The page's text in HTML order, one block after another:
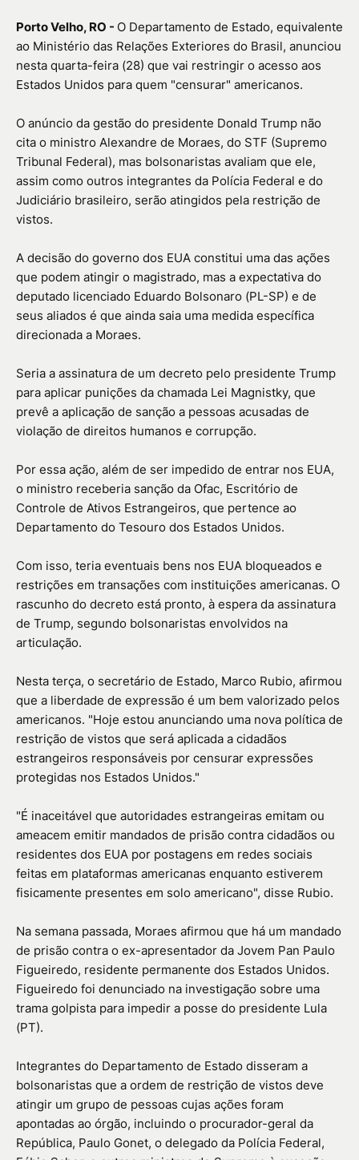
Porto Velho, RO - O Departamento de Estado, equivalente
ao Ministério das Relações Exteriores do Brasil, anunciou
nesta quarta-feira (28) que vai restringir o acesso aos
Estados Unidos para quem "censurar" americanos.
O anúncio da gestão do presidente Donald Trump não
cita o ministro Alexandre de Moraes, do STF (Supremo
Tribunal Federal), mas bolsonaristas avaliam que ele,
assim como outros integrantes da Polícia Federal e do
Judiciário brasileiro, serão atingidos pela restrição de
vistos.
A decisão do governo dos EUA constitui uma das ações
que podem atingir o magistrado, mas a expectativa do
deputado licenciado Eduardo Bolsonaro (PL-SP) e de
seus aliados é que ainda saia uma medida específica
direcionada a Moraes.
Seria a assinatura de um decreto pelo presidente Trump
para aplicar punições da chamada Lei Magnistky, que
prevê a aplicação de sanção a pessoas acusadas de
violação de direitos humanos e corrupção.
Por essa ação, além de ser impedido de entrar nos EUA,
o ministro receberia sanção da Ofac, Escritório de
Controle de Ativos Estrangeiros, que pertence ao
Departamento do Tesouro dos Estados Unidos.
Com isso, teria eventuais bens nos EUA bloqueados e
restrições em transações com instituições americanas. O
rascunho do decreto está pronto, à espera da assinatura
de Trump, segundo bolsonaristas envolvidos na
articulação.
Nesta terça, o secretário de Estado, Marco Rubio, afirmou
que a liberdade de expressão é um bem valorizado pelos
americanos. "Hoje estou anunciando uma nova política de
restrição de vistos que será aplicada a cidadãos
estrangeiros responsáveis por censurar expressões
protegidas nos Estados Unidos."
"É inaceitável que autoridades estrangeiras emitam ou
ameacem emitir mandados de prisão contra cidadãos ou
residentes dos EUA por postagens em redes sociais
feitas em plataformas americanas enquanto estiverem
fisicamente presentes em solo americano", disse Rubio.
Na semana passada, Moraes afirmou que há um mandado
de prisão contra o ex-apresentador da Jovem Pan Paulo
Figueiredo, residente permanente dos Estados Unidos.
Figueiredo foi denunciado na investigação sobre uma
trama golpista para impedir a posse do presidente Lula
(PT).
Integrantes do Departamento de Estado disseram a
bolsonaristas que a ordem de restrição de vistos deve
atingir um grupo de pessoas cujas ações foram
apontadas ao órgão, incluindo o procurador-geral da
República, Paulo Gonet, o delegado da Polícia Federal,